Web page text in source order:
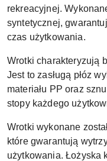
rekreacyjnej.
syntetycznej,
czas użytkowania.
Wrotki charakteryzują
Jest to zasługą płóz
materiału PP oraz
stopy każdego
Wrotki wykonane
które gwarantują
użytkowania. Łożyska